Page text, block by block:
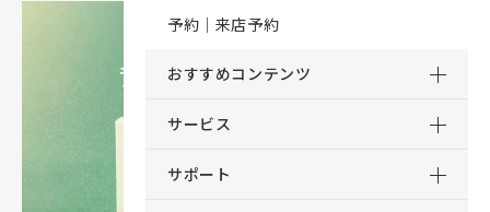
予約｜来店予約
おすすめコンテンツ
サービス
サポート